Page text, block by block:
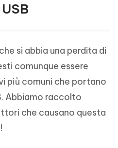
si abbia una perdita di
comunque essere
più comuni che portano
Abbiamo raccolto
che causano questa